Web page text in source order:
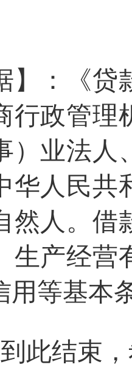
】：《
行政管理
）业法人
华人民共
然人。借
生产经营
用等基本
此结束